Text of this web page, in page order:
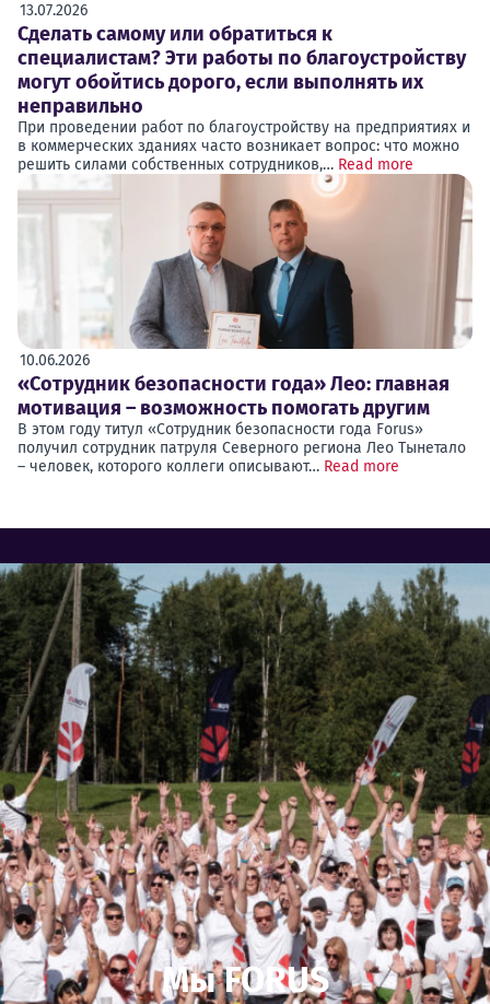
13.07.2026
Сделать самому или обратиться к
специалистам? Эти работы по благоустройству
могут обойтись дорого, если выполнять их
неправильно
При проведении работ по благоустройству на предприятиях и
в коммерческих зданиях часто возникает вопрос: что можно
решить силами собственных сотрудников,… Read more
10.06.2026
«Сотрудник безопасности года» Лео: главная
мотивация – возможность помогать другим
В этом году титул «Сотрудник безопасности года Forus»
получил сотрудник патруля Северного региона Лео Тынетало
– человек, которого коллеги описывают… Read more
Мы FORUS